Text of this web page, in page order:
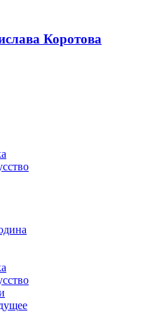
Коротова